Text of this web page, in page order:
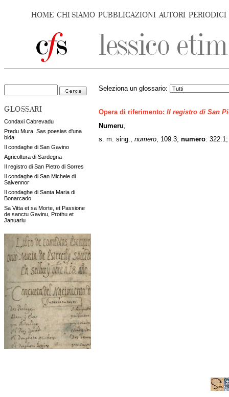
HOME CHI SIAMO PUBBLICAZIONI AUTORI PERIODICI
GLOSSARI
Condaxi Cabrevadu
Predu Mura. Sas poesias d'una
bida
Il condaghe di San Gavino
Agricoltura di Sardegna
Il registro di San Pietro di Sorres
Il condaghe di San Michele di
Salvennor
Il condaghe di Santa Maria di
Bonarcado
Sa Vitta et sa Morte, et Passione
de sanctu Gavinu, Prothu et
Januariu
Seleziona un glossario:
Opera di riferimento: Il registro di San
Numeru
s. m. sing., numero, 109.3; numero: